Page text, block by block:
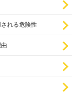
れる危険性